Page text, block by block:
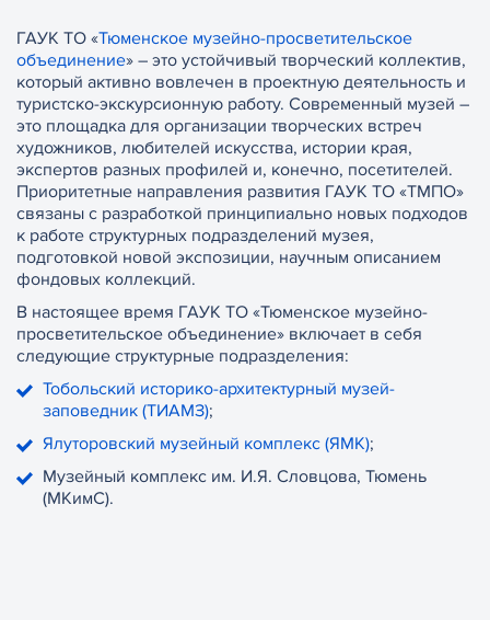
ГАУК ТО «Тюменское музейно-просветительское
объединение» – это устойчивый творческий коллектив,
который активно вовлечен в проектную деятельность и
туристско-экскурсионную работу. Современный музей –
это площадка для организации творческих встреч
художников, любителей искусства, истории края,
экспертов разных профилей и, конечно, посетителей.
Приоритетные направления развития ГАУК ТО «ТМПО»
связаны с разработкой принципиально новых подходов
к работе структурных подразделений музея,
подготовкой новой экспозиции, научным описанием
фондовых коллекций.
В настоящее время ГАУК ТО «Тюменское музейно-
просветительское объединение» включает в себя
следующие структурные подразделения:
Тобольский историко-архитектурный музей-
заповедник (ТИАМЗ);
Ялуторовский музейный комплекс (ЯМК);
Музейный комплекс им. И.Я. Словцова, Тюмень
(МКимС).